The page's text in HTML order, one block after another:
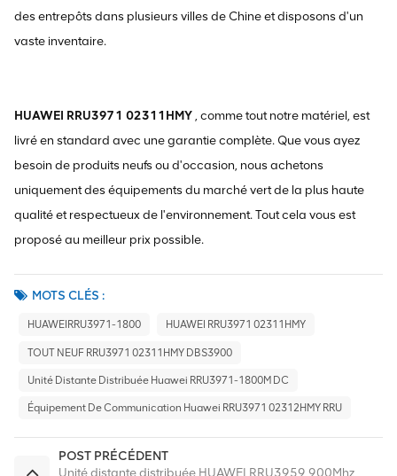
des entrepôts dans plusieurs villes de Chine et disposons d'un
vaste inventaire.
HUAWEI RRU3971 02311HMY, comme tout notre matériel, est
livré en standard avec une garantie complète. Que vous ayez
besoin de produits neufs ou d'occasion, nous achetons
uniquement des équipements du marché vert de la plus haute
qualité et respectueux de l'environnement. Tout cela vous est
proposé au meilleur prix possible.
MOTS CLÉS :
HUAWEIRRU3971-1800 HUAWEI RRU3971 02311HMY
TOUT NEUF RRU3971 02311HMY DBS3900
Unité Distante Distribuée Huawei RRU3971-1800M DC
Équipement De Communication Huawei RRU3971 02312HMY RRU
POST PRÉCÉDENT
Unité distante distribuée HUAWEI RRU3959 900Mhz